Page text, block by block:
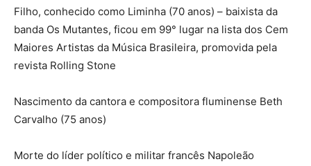
Filho, conhecido como Liminha (70 anos) – baixista da
banda Os Mutantes, ficou em 99° lugar na lista dos Cem
Maiores Artistas da Música Brasileira, promovida pela
revista Rolling Stone
Nascimento da cantora e compositora fluminense Beth
Carvalho (75 anos)
Morte do líder político e militar francês Napoleão